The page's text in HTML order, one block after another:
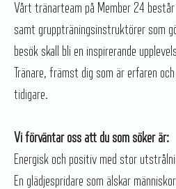
Vårt tränarteam på Member 24
samt gruppträningsinstruktörer som
besök skall bli en inspirerande
Tränare, främst dig som är erfaren
tidigare.
Vi förväntar oss att du som söker är:
Energisk och positiv med stor
En glädjespridare som älskar